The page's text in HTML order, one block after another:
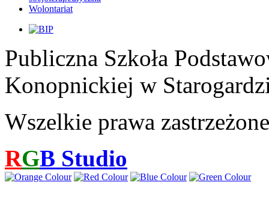
Wolontariat
Publiczna Szkoła
Konopnickiej w
Wszelkie prawa zastrzeżone
RGB Studio